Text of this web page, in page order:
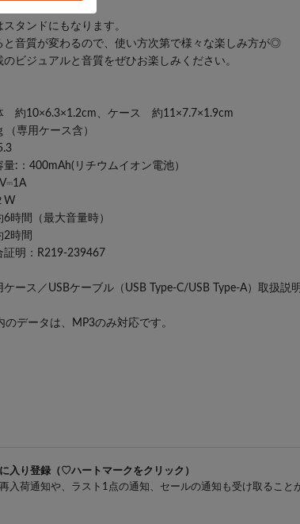
タンドにもなります。
と音質が変わるので、使い方次第で様々な楽しみ方が◎
のビジュアルと音質をぜひお楽しみください。
約10×6.3×1.2cm、ケース 約11×7.7×1.9cm
専用ケース含）
:：400mAh(リチウムイオン電池）
W
時間（最大音量時）
2時間
証明：R219-239467
ース／USBケーブル（USB Type-C/USB Type-A）取扱説
データは、MP3のみ対応です。
入り登録（♡ハートマークをクリック）
入荷通知や、ラスト1点の通知、セールの通知も受け取ること